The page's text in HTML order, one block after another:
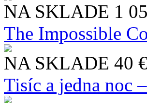
NA SKLADE 1
The Impossible
NA SKLADE 40 €
Tisíc a jedna noc